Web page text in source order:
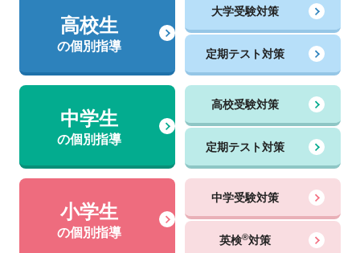
高校生
の個別指導
大学受験対策
定期テスト対策
中学生
の個別指導
高校受験対策
定期テスト対策
小学生
の個別指導
中学受験対策
英検®対策